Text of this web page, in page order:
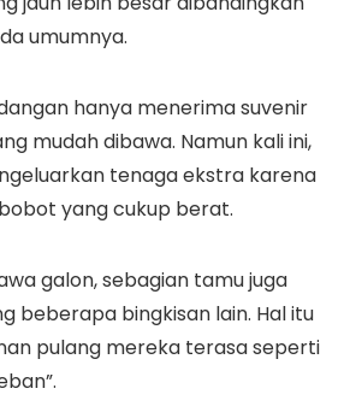
umumnya.
hanya menerima suvenir
mudah dibawa. Namun kali ini,
tenaga ekstra karena
yang cukup berat.
galon, sebagian tamu juga
beberapa bingkisan lain. Hal itu
pulang mereka terasa seperti